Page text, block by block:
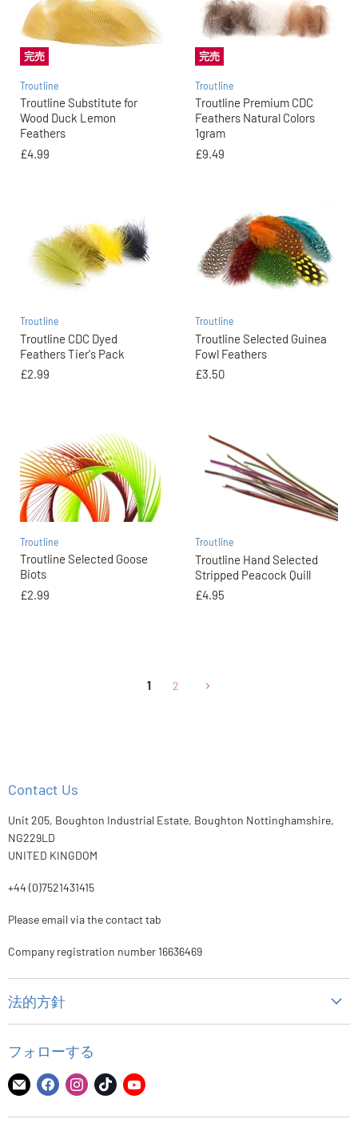
完売
Troutline
Troutline Substitute for
Wood Duck Lemon
Feathers
£4.99
完売
Troutline
Troutline Premium CDC
Feathers Natural Colors
1gram
£9.49
Troutline
Troutline CDC Dyed
Feathers Tier's Pack
£2.99
Troutline
Troutline Selected Guinea
Fowl Feathers
£3.50
Troutline
Troutline Selected Goose
Biots
£2.99
Troutline
Troutline Hand Selected
Stripped Peacock Quill
£4.95
1 2
Contact Us
Unit 205, Boughton Industrial Estate, Boughton Nottinghamshire,
NG229LD
UNITED KINGDOM
+44 (0)7521431415
Please email via the contact tab
Company registration number 16636469
法的方針
代金返却方針
配送ポリシー
フォローする
E
FacebookInstagram
TikTokYouTube